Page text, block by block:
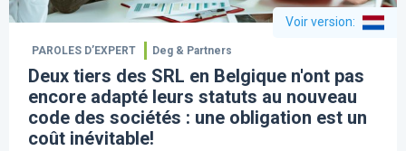
Voir version:
PAROLES D’EXPERT Deg & Partners
Deux tiers des SRL en Belgique n'ont pas
encore adapté leurs statuts au nouveau
code des sociétés : une obligation est un
coût inévitable!